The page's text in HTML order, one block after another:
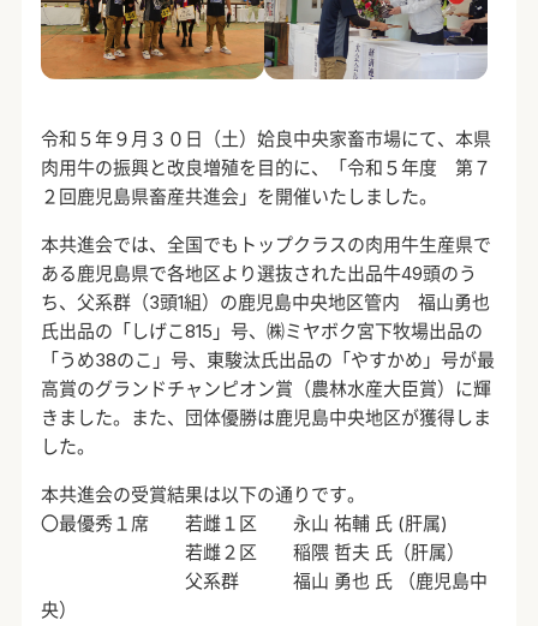
令和５年９月３０日（土）姶良中央家畜市場にて、本県
肉用牛の振興と改良増殖を目的に、「令和５年度 第７
２回鹿児島県畜産共進会」を開催いたしました。
本共進会では、全国でもトップクラスの肉用牛生産県で
ある鹿児島県で各地区より選抜された出品牛49頭のう
ち、父系群（3頭1組）の鹿児島中央地区管内 福山勇也
氏出品の「しげこ815」号、㈱ミヤボク宮下牧場出品の
「うめ38のこ」号、東駿汰氏出品の「やすかめ」号が最
高賞のグランドチャンピオン賞（農林水産大臣賞）に輝
きました。また、団体優勝は鹿児島中央地区が獲得しま
した。
本共進会の受賞結果は以下の通りです。
〇最優秀１席 若雌１区 永山 祐輔 氏 (肝属)
若雌２区 稲隈 哲夫 氏（肝属）
父系群 福山 勇也 氏 （鹿児島中
央）